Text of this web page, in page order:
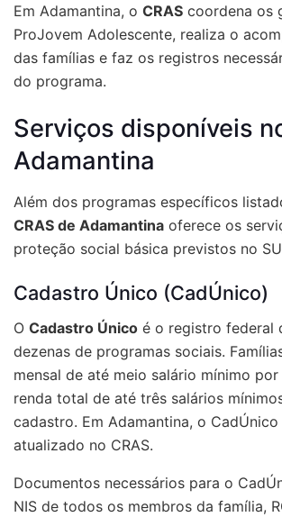
Em Adamantina, o CRAS coordena os
ProJovem Adolescente, realiza o
das famílias e faz os registros
do programa.
Serviços disponíveis
Adamantina
Além dos programas específicos
CRAS de Adamantina oferece os
proteção social básica previstos no
Cadastro Único (CadÚnico)
O Cadastro Único é o registro federal
dezenas de programas sociais.
mensal de até meio salário mínimo por
renda total de até três salários
cadastro. Em Adamantina, o
atualizado no CRAS.
Documentos necessários para o
NIS de todos os membros da família,